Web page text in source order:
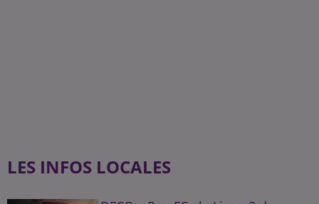
LES INFOS LOCALES